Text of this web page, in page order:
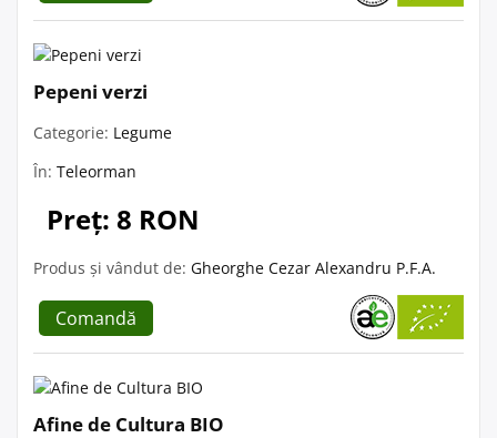
Pepeni verzi
Categorie: Legume
În: Teleorman
Preț: 8 RON
Produs și vândut de: Gheorghe Cezar Alexandru P.F.A.
Comandă
Afine de Cultura BIO